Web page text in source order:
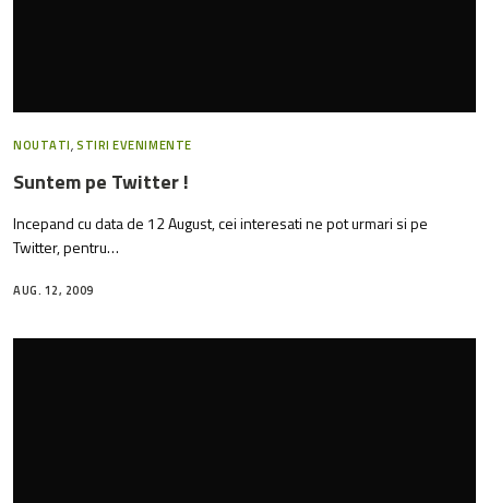
NOUTATI,STIRI EVENIMENTE
Suntem pe Twitter !
Incepand cu data de 12 August, cei interesati ne pot urmari si pe
Twitter, pentru…
AUG. 12, 2009